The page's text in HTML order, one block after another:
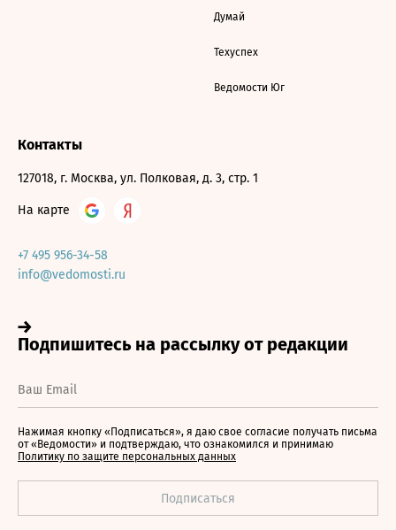
Думай
Техуспех
Ведомости Юг
Контакты
127018, г. Москва, ул. Полковая, д. 3, стр. 1
На карте
+7 495 956-34-58
info@vedomosti.ru
Нажимая кнопку «Подписаться», я даю свое согласие получать письма
от «Ведомости» и подтверждаю, что ознакомился и принимаю
Политику по защите персональных данных